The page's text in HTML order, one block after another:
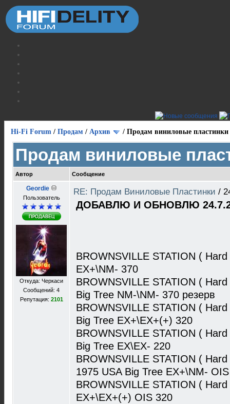
Hi-Fi Forum / Продам / Архив / Продам виниловые пластинки
Продам виниловые
Автор Сообщение
Geordie
Пользователь
Откуда: Черкаси
Сообщений: 4
Репутация: 2101
RE: Продам Виниловые Пластинки /
ДОБАВЛЮ И ОБНОВЛЮ
BROWNSVILLE STATION (
EX+\NM- 370
BROWNSVILLE STATION (
Big Tree NM-\NM- 370 резерв
BROWNSVILLE STATION (
Big Tree EX+\EX+(+) 320
BROWNSVILLE STATION (
Big Tree EX\EX- 220
BROWNSVILLE STATION (
1975 USA Big Tree EX+\NM-
BROWNSVILLE STATION (
EX+\EX+(+) OIS 320